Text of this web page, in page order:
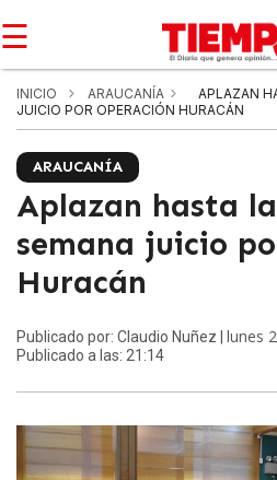
☰
INICIO ARAUCANÍA
APLAZAN
JUICIO POR OPERACIÓN HURACÁN
ARAUCANÍA
Aplazan hasta
semana juicio
Huracán
Publicado por: Claudio Nuñez | lunes
Publicado a las: 21:14